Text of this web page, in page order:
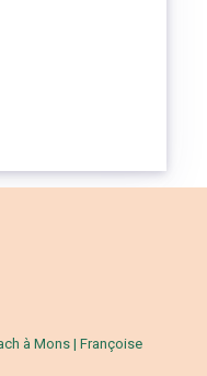
à Mons | Françoise